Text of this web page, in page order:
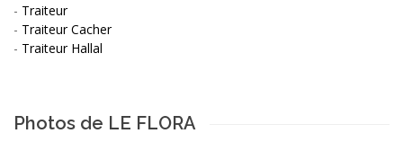
- Traiteur
- Traiteur Cacher
- Traiteur Hallal
Photos de LE FLORA